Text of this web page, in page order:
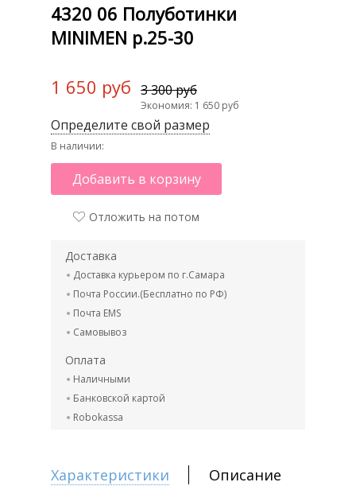
4320 06 Полуботинки
MINIMEN р.25-30
1 650 руб 3 300 руб
Экономия: 1 650 руб
Определите свой размер
В наличии:
Добавить в корзину
Отложить на потом
Доставка
Доставка курьером по г.Самара
Почта России.(Бесплатно по РФ)
Почта EMS
Самовывоз
Оплата
Наличными
Банковской картой
Robokassa
Характеристики Описание